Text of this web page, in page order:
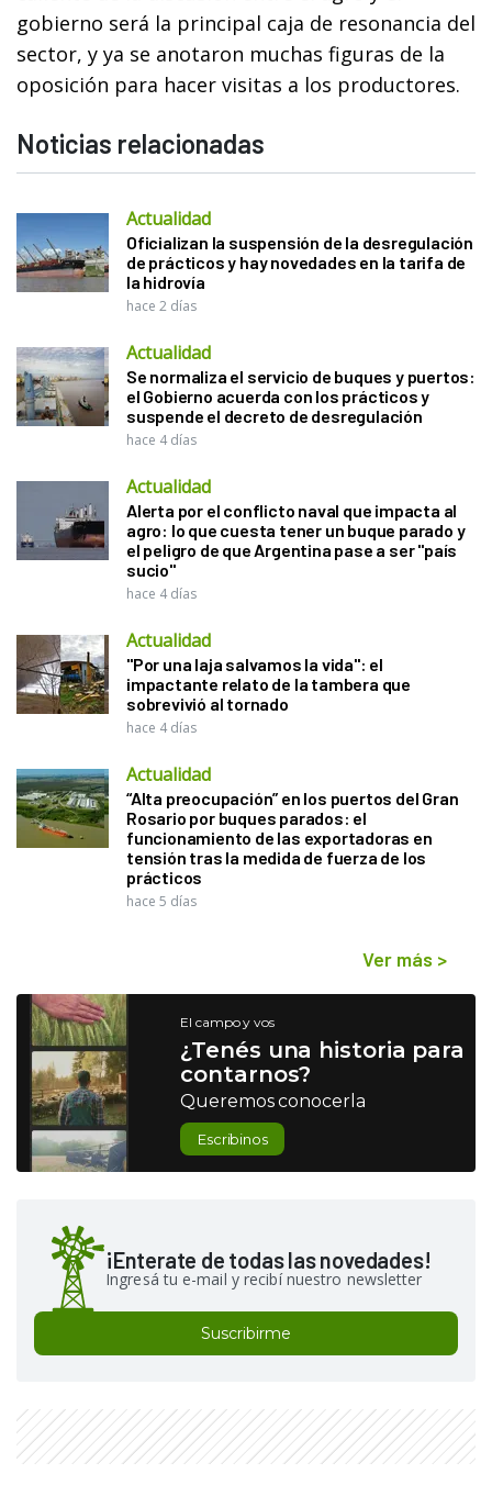
gobierno será la principal caja de resonancia del
sector, y ya se anotaron muchas figuras de la
oposición para hacer visitas a los productores.
Noticias relacionadas
Actualidad
Oficializan la suspensión de la desregulación
de prácticos y hay novedades en la tarifa de
la hidrovía
hace 2 días
Actualidad
Se normaliza el servicio de buques y puertos:
el Gobierno acuerda con los prácticos y
suspende el decreto de desregulación
hace 4 días
Actualidad
Alerta por el conflicto naval que impacta al
agro: lo que cuesta tener un buque parado y
el peligro de que Argentina pase a ser "país
sucio"
hace 4 días
Actualidad
"Por una laja salvamos la vida": el
impactante relato de la tambera que
sobrevivió al tornado
hace 4 días
Actualidad
“Alta preocupación” en los puertos del Gran
Rosario por buques parados: el
funcionamiento de las exportadoras en
tensión tras la medida de fuerza de los
prácticos
hace 5 días
Ver más >
El campo y vos
¿Tenés una historia para
contarnos?
Queremos conocerla
Escribinos
¡Enterate de todas las novedades!
Ingresá tu e-mail y recibí nuestro newsletter
Suscribirme